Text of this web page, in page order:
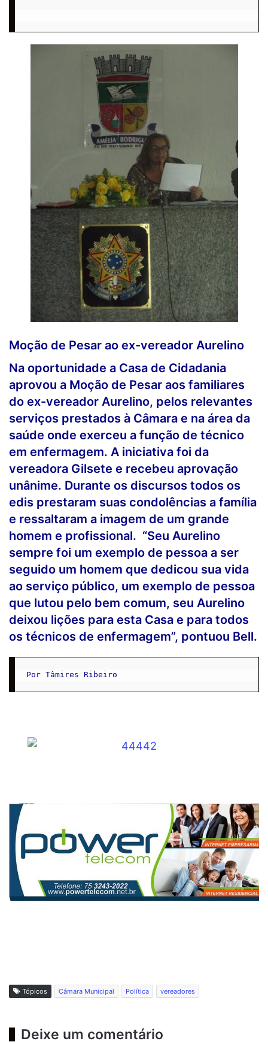
Moção de Pesar ao ex-vereador Aurelino
Na oportunidade a Casa de Cidadania
aprovou a Moção de Pesar aos familiares
do ex-vereador Aurelino, pelos relevantes
serviços prestados à Câmara e na área da
saúde onde exerceu a função de técnico
em enfermagem. A iniciativa foi da
vereadora Gilsete e recebeu aprovação
unânime. Durante os discursos todos os
edis prestaram suas condolências a família
e ressaltaram a imagem de um grande
homem e profissional. “Seu Aurelino
sempre foi um exemplo de pessoa a ser
seguido um homem que dedicou sua vida
ao serviço público, um exemplo de pessoa
que lutou pelo bem comum, seu Aurelino
deixou lições para esta Casa e para todos
os técnicos de enfermagem”, pontuou Bell.
Por Tâmires Ribeiro
Tópicos Câmara Municipal Política vereadores
Deixe um comentário